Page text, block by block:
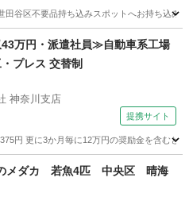
区不要品持ち込みスポットへお持ち込みし
ット
万円・派遣社員≫自動車系工場
プレス 交替制
神奈川支店
提携サイト
円 更に3か月毎に12万円の奨励金を含む